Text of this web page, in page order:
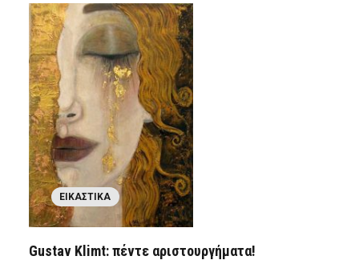
ΕΙΚΑΣΤΙΚΆ
Gustav Klimt: πέντε αριστουργήματα!